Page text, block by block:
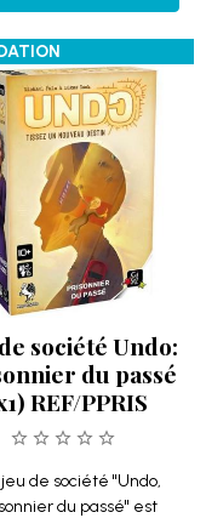
société Undo:
du passé
REF/PPRIS
de société "Undo,
du passé" est